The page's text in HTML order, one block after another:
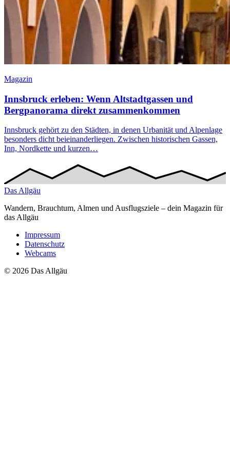
Magazin
Innsbruck erleben: Wenn Altstadtgassen und
Bergpanorama direkt zusammenkommen
Innsbruck gehört zu den Städten, in denen Urbanität und Alpenlage
besonders dicht beieinanderliegen. Zwischen historischen Gassen,
Inn, Nordkette und kurzen…
Das Allgäu
Wandern, Brauchtum, Almen und Ausflugsziele – dein Magazin für
das Allgäu
Impressum
Datenschutz
Webcams
© 2026 Das Allgäu